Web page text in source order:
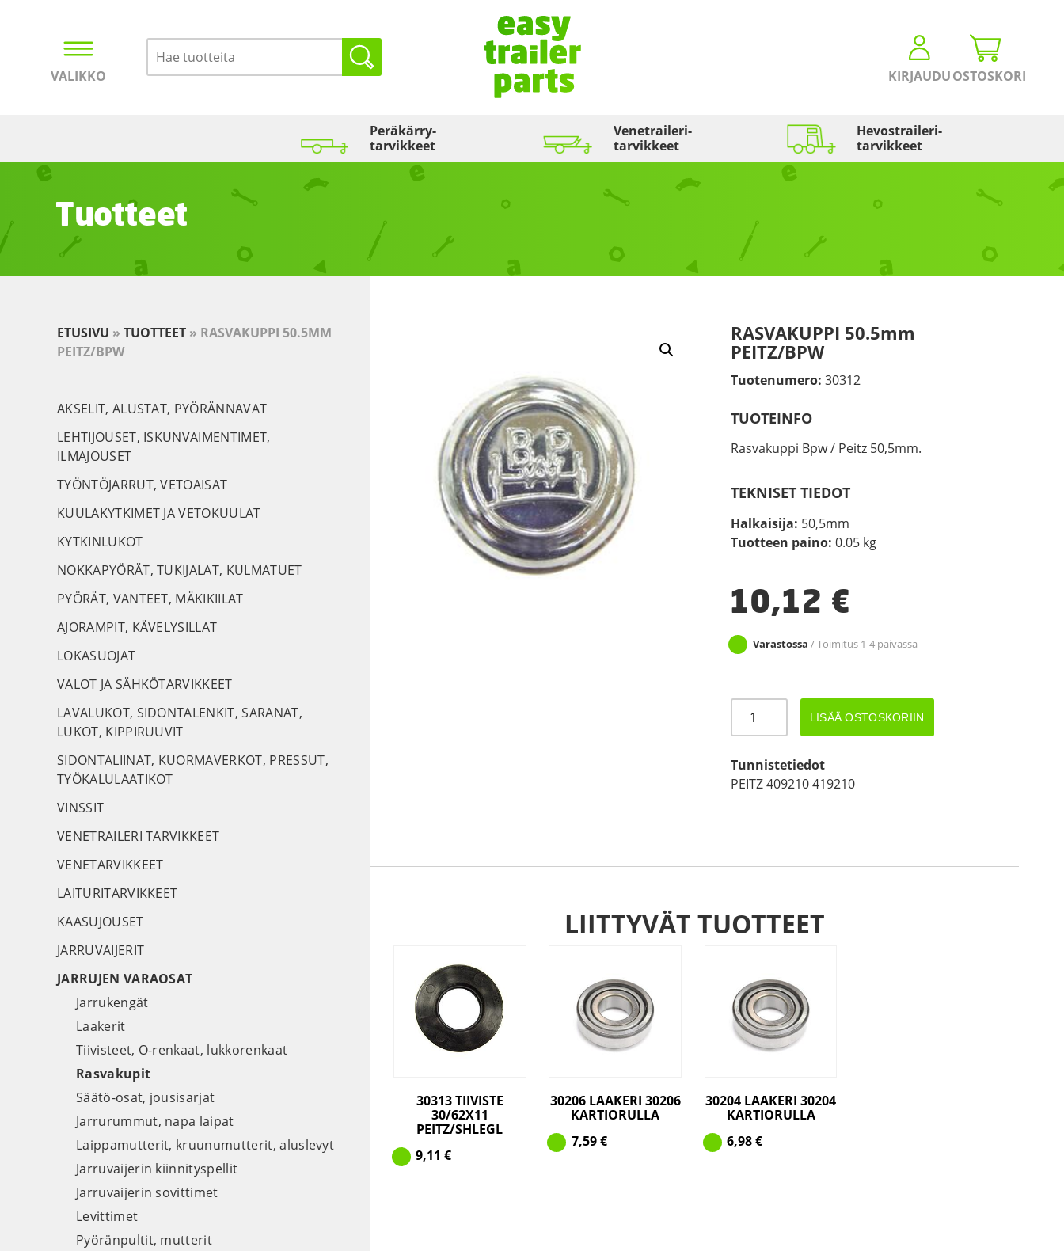
VALIKKO KIRJAUDUOSTOSKORI
Peräkärry­
tarvikkeet
Venetraileri­
tarvikkeet
Hevostraileri­
tarvikkeet
Tuotteet
RASVAKUPPI 50.5mm
PEITZ/BPW
Tuotenumero: 30312
TUOTEINFO
Rasvakuppi Bpw / Peitz 50,5mm.
TEKNISET TIEDOT
Halkaisija: 50,5mm
Tuotteen paino: 0.05 kg
10,12 €
Varastossa / Toimitus 1-4 päivässä
50.5mm
määrä
LISÄÄ OSTOSKORIIN
Tunnistetiedot
PEITZ 409210 419210
LIITTYVÄT TUOTTEET
30313 TIIVISTE
30/62X11
PEITZ/SHLEGL
9,11€
30206 LAAKERI 30206
KARTIORULLA
7,59€
30204 LAAKERI 30204
KARTIORULLA
6,98€
ETUSIVU » TUOTTEET » RASVAKUPPI 50.5MM
PEITZ/BPW
AKSELIT, ALUSTAT, PYÖRÄNNAVAT
LEHTIJOUSET, ISKUNVAIMENTIMET,
ILMAJOUSET
TYÖNTÖJARRUT, VETOAISAT
KUULAKYTKIMET JA VETOKUULAT
KYTKINLUKOT
NOKKAPYÖRÄT, TUKIJALAT, KULMATUET
PYÖRÄT, VANTEET, MÄKIKIILAT
AJORAMPIT, KÄVELYSILLAT
LOKASUOJAT
VALOT JA SÄHKÖTARVIKKEET
LAVALUKOT, SIDONTALENKIT, SARANAT,
LUKOT, KIPPIRUUVIT
SIDONTALIINAT, KUORMAVERKOT, PRESSUT,
TYÖKALULAATIKOT
VINSSIT
VENETRAILERI TARVIKKEET
VENETARVIKKEET
LAITURITARVIKKEET
KAASUJOUSET
JARRUVAIJERIT
JARRUJEN VARAOSAT
Jarrukengät
Laakerit
Tiivisteet, O-renkaat, lukkorenkaat
Rasvakupit
Säätö-osat, jousisarjat
Jarrurummut, napa laipat
Laippamutterit, kruunumutterit, aluslevyt
Jarruvaijerin kiinnityspellit
Jarruvaijerin sovittimet
Levittimet
Pyöränpultit, mutterit